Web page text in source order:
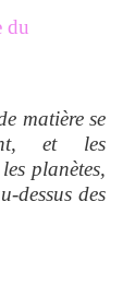
du
matière se
et les
planètes,
dessus des